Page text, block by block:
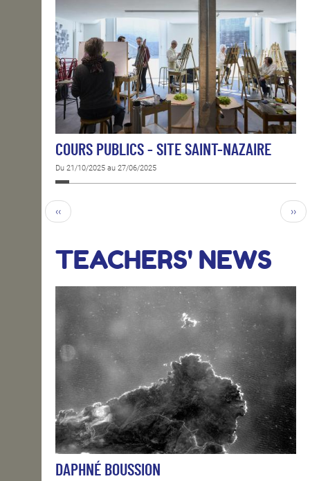
COURS PUBLICS - SITE SAINT-NAZAIRE
Du 21/10/2025 au 27/06/2025
‹‹ ››
TEACHERS' NEWS
DAPHNÉ BOUSSION